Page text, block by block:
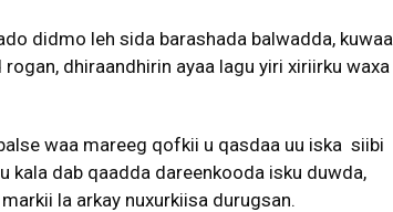
didmo leh sida barashada balwadda, kuwaa
dhiraandhirin ayaa lagu yiri xiriirku waxa
waa mareeg qofkii u qasdaa uu iska siibi
kala dab qaadda dareenkooda isku duwda,
la arkay nuxurkiisa durugsan.